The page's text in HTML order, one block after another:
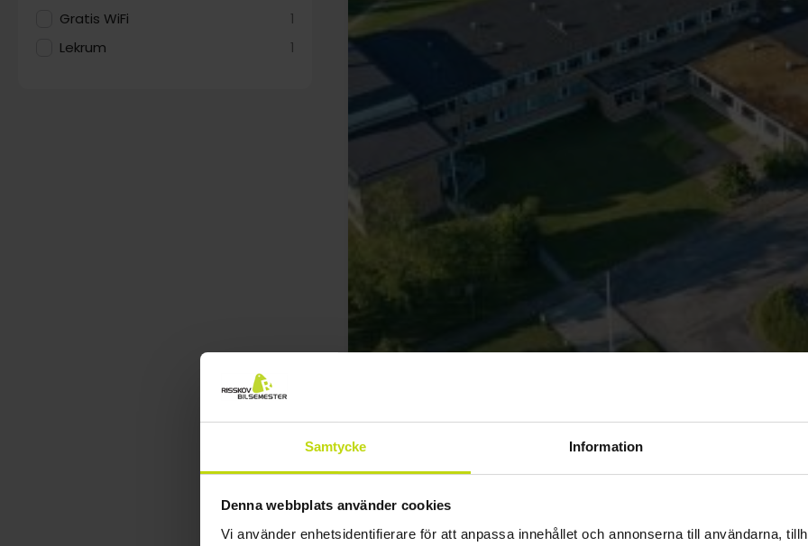
Samtycke Information
Denna webbplats använder cookies
Vi använder enhetsidentifierare för att anpassa innehållet och annonserna till användarna,
Gratis WiFi 1
Lekrum 1